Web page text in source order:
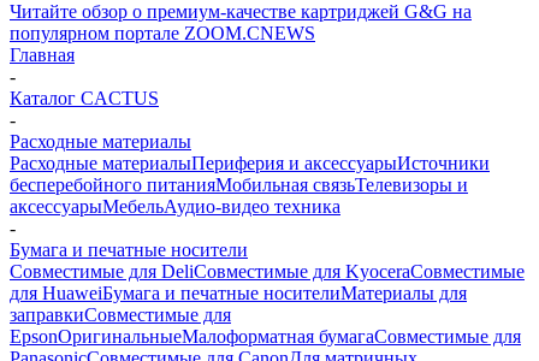
Читайте обзор о премиум-качестве картриджей G&G на
популярном портале ZOOM.CNEWS
Главная
-
Каталог CACTUS
-
Расходные материалы
Расходные материалыПериферия и аксессуарыИсточники
бесперебойного питанияМобильная связьТелевизоры и
аксессуарыМебельАудио-видео техника
-
Бумага и печатные носители
Совместимые для DeliСовместимые для KyoceraСовместимые
для HuaweiБумага и печатные носителиМатериалы для
заправкиСовместимые для
EpsonОригинальныеМалоформатная бумагаСовместимые для